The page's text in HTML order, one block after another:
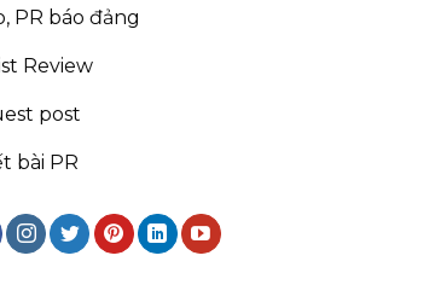
PR báo đảng
Review
post
bài PR